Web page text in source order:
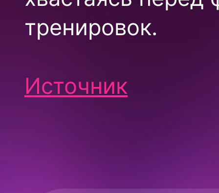
тренировок.
Источник